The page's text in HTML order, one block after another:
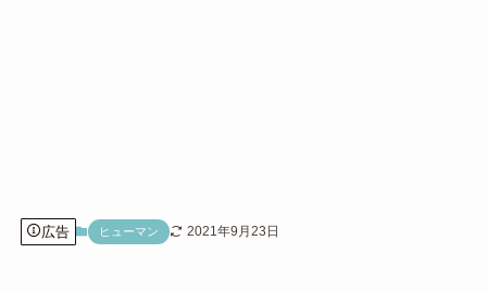
広告 ヒューマン 2021年9月23日